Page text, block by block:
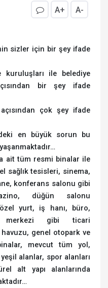
A+ A-
sizler için bir şey ifade
kuruluşları ile belediye
bir şey ifade
çok şey ifade
en büyük sorun bu
ait tüm resmi binalar ile
sağlık tesisleri, sinema,
konferans salonu gibi
düğün salonu
yurt, iş hanı, büro,
merkezi gibi ticari
genel otopark ve
mevcut tüm yol,
alanlar, spor alanları
alt yapı alanlarında